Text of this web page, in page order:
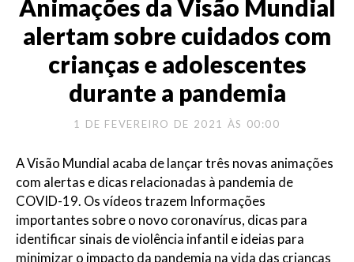
Animações da Visão Mundial
alertam sobre cuidados com
crianças e adolescentes
durante a pandemia
1 DE FEVEREIRO DE 2021 ÀS 00:00
A Visão Mundial acaba de lançar três novas animações
com alertas e dicas relacionadas à pandemia de
COVID-19. Os vídeos trazem Informações
importantes sobre o novo coronavírus, dicas para
identificar sinais de violência infantil e ideias para
minimizar o impacto da pandemia na vida das crianças